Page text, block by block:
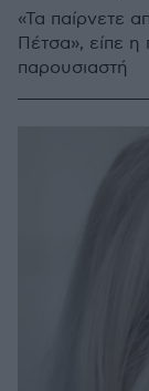
«Τα παίρνετε
Πέτσα», είπε
παρουσιαστή